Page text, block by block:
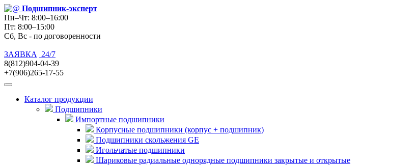
Подшипник-эксперт
Пн–Чт: 8:00–16:00
Пт: 8:00–15:00
Сб, Вс - по договоренности
ЗАЯВКА
24/7
8(812)904-04-39
+7(906)265-17-55
Каталог продукции
Подшипники
Импортные подшипники
Корпусные подшипники (корпус + подшипник)
Подшипники скольжения GE
Игольчатые подшипники
Шариковые радиальные однорядные подшипники закрытые и открытые